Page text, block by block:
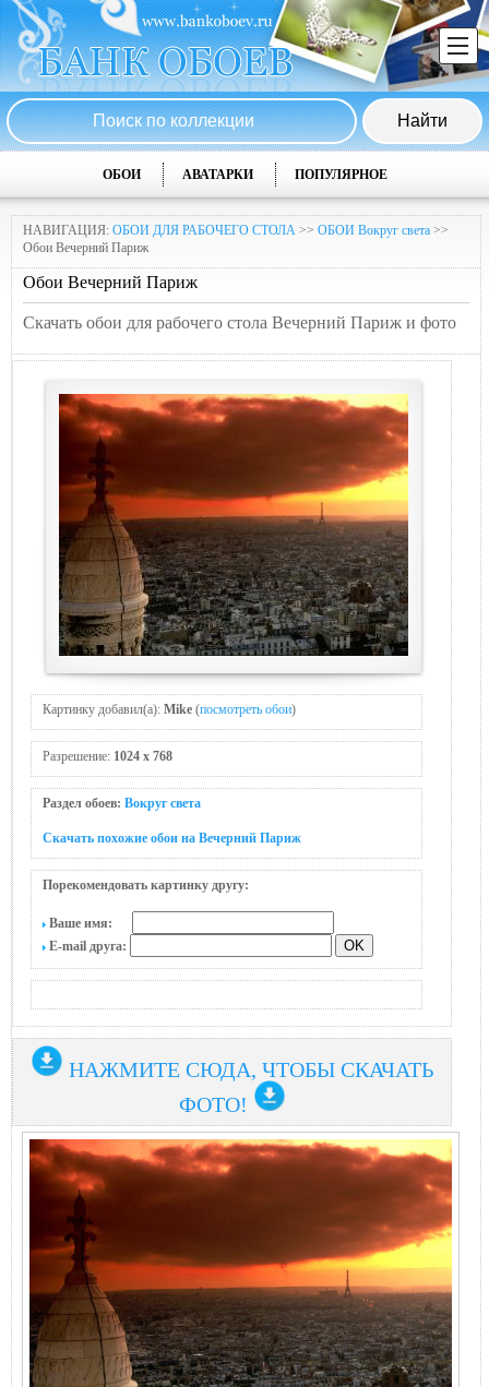
ОБОИ АВАТАРКИ ПОПУЛЯРНОЕ
НАВИГАЦИЯ: ОБОИ ДЛЯ РАБОЧЕГО СТОЛА >> ОБОИ Вокруг света >>
Обои Вечерний Париж
Обои Вечерний Париж
Скачать обои для рабочего стола Вечерний Париж и фото
Картинку добавил(а): Mike (посмотреть обои)
Разрешение: 1024 x 768
Раздел обоев: Вокруг света
Скачать похожие обои на Вечерний Париж
Порекомендовать картинку другу:
Ваше имя:
E-mail друга:
НАЖМИТЕ СЮДА, ЧТОБЫ СКАЧАТЬ
ФОТО!